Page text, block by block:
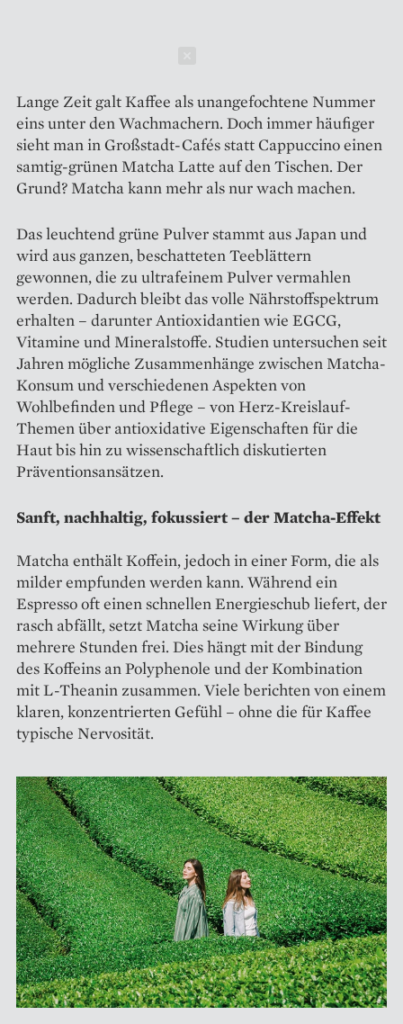
Lange Zeit galt Kaffee als unangefochtene Nummer
eins unter den Wachmachern. Doch immer häufiger
sieht man in Großstadt-Cafés statt Cappuccino einen
samtig-grünen Matcha Latte auf den Tischen. Der
Grund? Matcha kann mehr als nur wach machen.
Das leuchtend grüne Pulver stammt aus Japan und
wird aus ganzen, beschatteten Teeblättern
gewonnen, die zu ultrafeinem Pulver vermahlen
werden. Dadurch bleibt das volle Nährstoffspektrum
erhalten – darunter Antioxidantien wie EGCG,
Vitamine und Mineralstoffe. Studien untersuchen seit
Jahren mögliche Zusammenhänge zwischen Matcha-
Konsum und verschiedenen Aspekten von
Wohlbefinden und Pflege – von Herz-Kreislauf-
Themen über antioxidative Eigenschaften für die
Haut bis hin zu wissenschaftlich diskutierten
Präventionsansätzen.
Sanft, nachhaltig, fokussiert – der Matcha-Effekt
Matcha enthält Koffein, jedoch in einer Form, die als
milder empfunden werden kann. Während ein
Espresso oft einen schnellen Energieschub liefert, der
rasch abfällt, setzt Matcha seine Wirkung über
mehrere Stunden frei. Dies hängt mit der Bindung
des Koffeins an Polyphenole und der Kombination
mit L-Theanin zusammen. Viele berichten von einem
klaren, konzentrierten Gefühl – ohne die für Kaffee
typische Nervosität.